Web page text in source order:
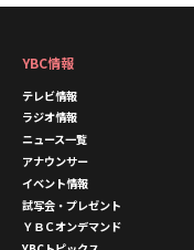
YBC情報
テレビ情報
ラジオ情報
ニュース一覧
アナウンサー
イベント情報
試写会・プレゼント
ＹＢＣオンデマンド